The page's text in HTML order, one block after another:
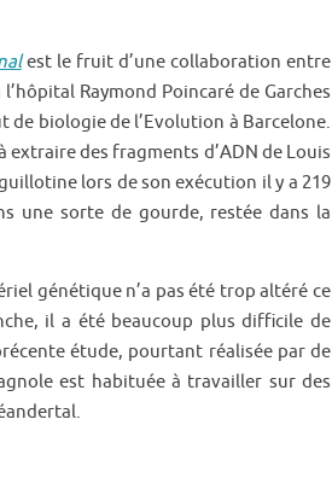
est le fruit d’une collaboration entre
Raymond Poincaré de Garches
de biologie de l’Evolution à Barcelone.
extraire des fragments d’ADN de Louis
lors de son exécution il y a 219
une sorte de gourde, restée dans la
génétique n’a pas été trop altéré ce
il a été beaucoup plus difficile de
étude, pourtant réalisée par de
est habituée à travailler sur des